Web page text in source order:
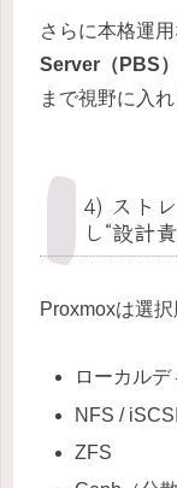
さらに本格運
Server（PBS）
まで視野に入れ
4) スト
し“設計
Proxmoxは選択
ローカルデ
NFS / iSCSI
ZFS